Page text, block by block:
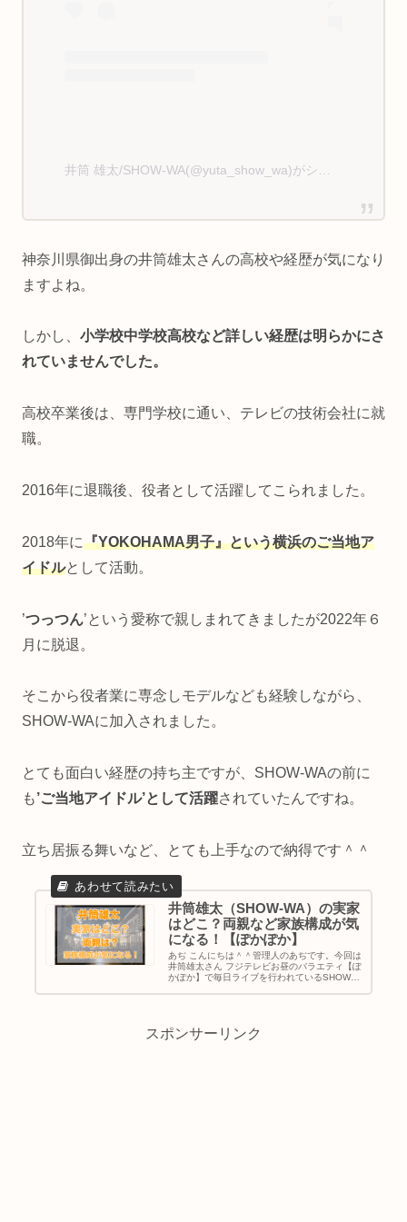
神奈川県御出身の井筒雄太さんの高校や経歴が気になり
ますよね。
しかし、 小学校中学校高校など詳しい経歴は明らかにさ
れていませんでした。
高校卒業後は、専門学校に通い、テレビの技術会社に就
職。
2016年に退職後、役者として活躍してこられました。
2018年に『YOKOHAMA男子』という横浜のご当地ア
イドルとして活動。
’つっつん’という愛称で親しまれてきましたが2022年６
月に脱退。
そこから役者業に専念しモデルなども経験しながら、
SHOW-WAに加入されました。
とても面白い経歴の持ち主ですが、SHOW-WAの前に
も’ご当地アイドル’として活躍されていたんですね。
立ち居振る舞いなど、とても上手なので納得です＾＾
井筒雄太（SHOW-WA）の実家
はどこ？両親など家族構成が気
になる！【ぽかぽか】
あぢ こんにちは＾＾管理人のあぢです。今回は
井筒雄太さん フジテレビお昼のバラエティ【ぽ
かぽか】で毎日ライブを行われているSHOW-
スポンサーリンク